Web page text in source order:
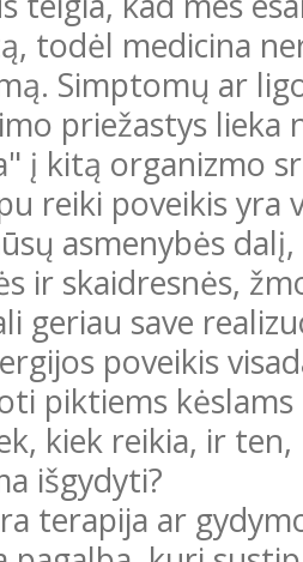
todėl medicina
Simptomų ar
priežastys
į kitą organizmo
reiki poveikis yra
asmenybės
ir skaidresnės,
geriau save
poveikis
piktiems
kiek reikia, ir
išgydyti?
terapija ar